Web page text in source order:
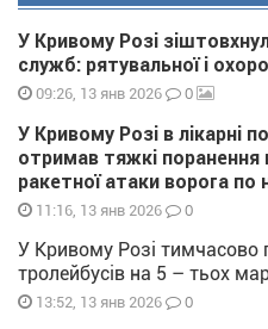
У Кривому Розі
служб: рятувальної і
09:26, 13 янв 2026 0
У Кривому Розі в лікарні
отримав тяжкі поранення
ракетної атаки ворога по
11:16, 13 янв 2026 0
У Кривому Розі тимчасово
тролейбусів на 5 – тьох
13:52, 13 янв 2026 0